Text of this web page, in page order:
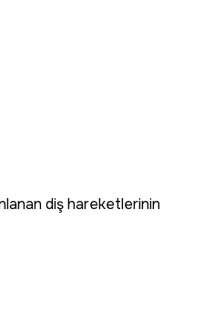
diş hareketlerinin